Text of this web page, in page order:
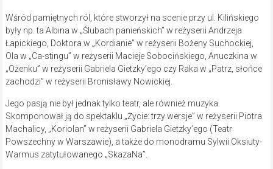
Wśród pamiętnych ról, które stworzył na scenie przy ul. Kilińskiego
były np. ta Albina w „Ślubach panieńskich” w reżyserii Andrzeja
Łapickiego, Doktora w „Kordianie” w reżyserii Bożeny Suchockiej,
Ola w „Ca-stingu” w reżyserii Macieje Sobocińskiego, Anuczkina w
„Ożenku” w reżyserii Gabriela Gietzky’ego czy Raka w „Patrz, słońce
zachodzi” w reżyserii Bronisławy Nowickiej.
Jego pasją nie był jednak tylko teatr, ale również muzyka.
Skomponował ją do spektaklu „Życie: trzy wersje” w reżyserii Piotra
Machalicy, „Koriolan” w reżyserii Gabriela Gietzky’ego (Teatr
Powszechny w Warszawie), a także do monodramu Sylwii Oksiuty-
Warmus zatytułowanego „SkazaNa”.